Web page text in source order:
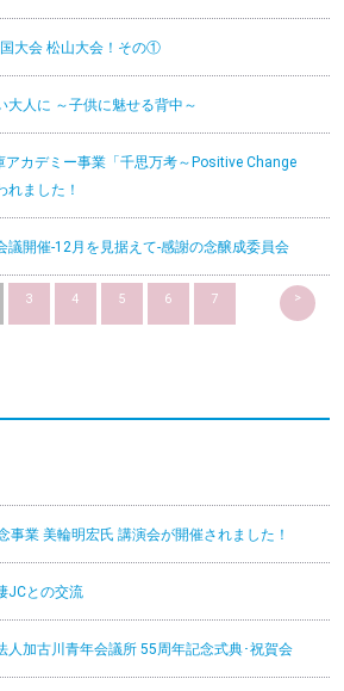
大会 松山大会！その①
大人に ～子供に魅せる背中～
アカデミー事業「千思万考～Positive Change
れました！
議開催-12月を見据えて-感謝の念醸成委員会
3 4 5 6 7 >
事業 美輪明宏氏 講演会が開催されました！
との交流
人加古川青年会議所 55周年記念式典･祝賀会